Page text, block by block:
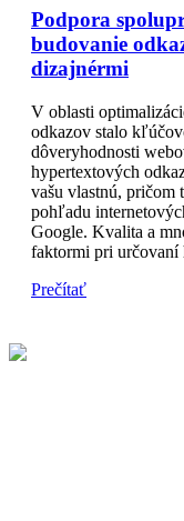
Podpora
budovanie
dizajnérmi
V oblasti
odkazov stalo
dôveryhodnosti
hypertextových
vašu vlastnú, pričom
pohľadu
Google. Kvalita a
faktormi pri
Prečítať